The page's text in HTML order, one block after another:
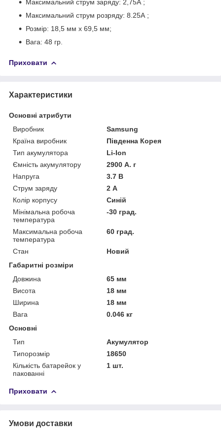
Максимальний струм заряду: 2,75А ;
Максимальний струм розряду: 8.25А ;
Розмір: 18,5 мм х 69,5 мм;
Вага: 48 гр.
Приховати
Характеристики
Основні атрибути
Виробник
Samsung
Країна виробник
Південна Корея
Тип акумулятора
Li-Ion
Ємність акумулятору
2900 А. г
Напруга
3.7 В
Струм заряду
2 А
Колір корпусу
Синій
Мінімальна робоча
температура
-30 град.
Максимальна робоча
температура
60 град.
Стан
Новий
Габаритні розміри
Довжина
65 мм
Висота
18 мм
Ширина
18 мм
Вага
0.046 кг
Основні
Тип
Акумулятор
Типорозмір
18650
Кількість батарейок у
пакованні
1 шт.
Приховати
Умови доставки